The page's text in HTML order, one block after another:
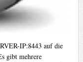
IP:8443 auf die
gibt mehrere